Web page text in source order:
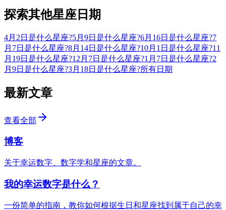
探索其他星座日期
4月2日是什么星座?5月9日是什么星座?6月16日是什么星座?7
月7日是什么星座?8月14日是什么星座?10月1日是什么星座?11
月19日是什么星座?12月7日是什么星座?1月7日是什么星座?2
月9日是什么星座?3月18日是什么星座?所有日期
最新文章
查看全部
博客
关于幸运数字、数字学和星座的文章。
我的幸运数字是什么？
一份简单的指南，教你如何根据生日和星座找到属于自己的幸